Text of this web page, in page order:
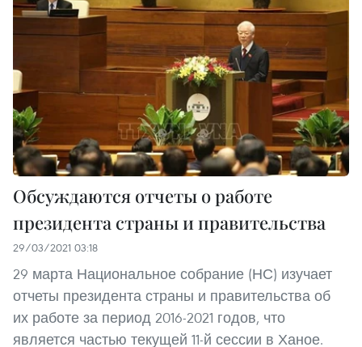
Обсуждаются отчеты о работе
президента страны и правительства
29/03/2021 03:18
29 марта Национальное собрание (НС) изучает
отчеты президента страны и правительства об
их работе за период 2016-2021 годов, что
является частью текущей 11-й сессии в Ханое.